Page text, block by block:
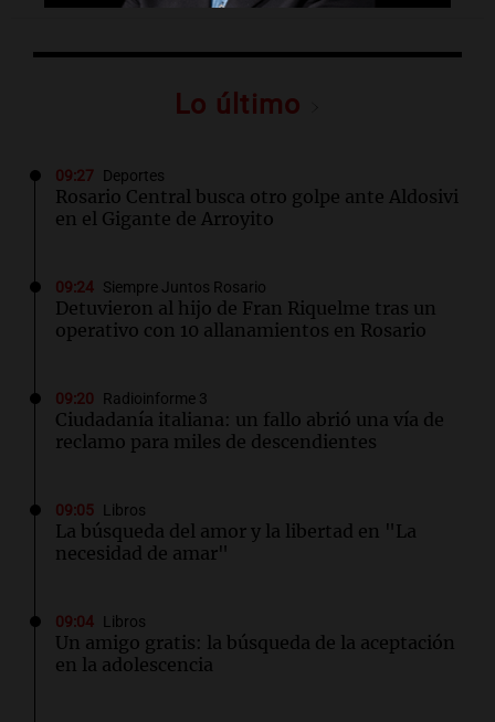
Lo último
09:27 Deportes
Rosario Central busca otro golpe ante Aldosivi
en el Gigante de Arroyito
09:24 Siempre Juntos Rosario
Detuvieron al hijo de Fran Riquelme tras un
operativo con 10 allanamientos en Rosario
09:20 Radioinforme 3
Ciudadanía italiana: un fallo abrió una vía de
reclamo para miles de descendientes
09:05 Libros
La búsqueda del amor y la libertad en "La
necesidad de amar"
09:04 Libros
Un amigo gratis: la búsqueda de la aceptación
en la adolescencia